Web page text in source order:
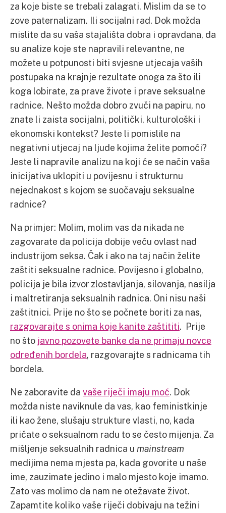
za koje biste se trebali zalagati. Mislim da se to
zove paternalizam. Ili socijalni rad. Dok možda
mislite da su vaša stajališta dobra i opravdana, da
su analize koje ste napravili relevantne, ne
možete u potpunosti biti svjesne utjecaja vaših
postupaka na krajnje rezultate onoga za što ili
koga lobirate, za prave živote i prave seksualne
radnice. Nešto možda dobro zvuči na papiru, no
znate li zaista socijalni, politički, kulturološki i
ekonomski kontekst? Jeste li pomislile na
negativni utjecaj na ljude kojima želite pomoći?
Jeste li napravile analizu na koji će se način vaša
inicijativa uklopiti u povijesnu i strukturnu
nejednakost s kojom se suočavaju seksualne
radnice?
Na primjer: Molim, molim vas da nikada ne
zagovarate da policija dobije veću ovlast nad
industrijom seksa. Čak i ako na taj način želite
zaštiti seksualne radnice. Povijesno i globalno,
policija je bila izvor zlostavljanja, silovanja, nasilja
i maltretiranja seksualnih radnica. Oni nisu naši
zaštitnici. Prije no što se počnete boriti za nas,
razgovarajte s onima koje kanite zaštititi. Prije
no što javno pozovete banke da ne primaju novce
određenih bordela, razgovarajte s radnicama tih
bordela.
Ne zaboravite da vaše riječi imaju moć. Dok
možda niste naviknule da vas, kao feministkinje
ili kao žene, slušaju strukture vlasti, no, kada
pričate o seksualnom radu to se često mijenja. Za
mišljenje seksualnih radnica u mainstream
medijima nema mjesta pa, kada govorite u naše
ime, zauzimate jedino i malo mjesto koje imamo.
Zato vas molimo da nam ne otežavate život.
Zapamtite koliko vaše riječi dobivaju na težini